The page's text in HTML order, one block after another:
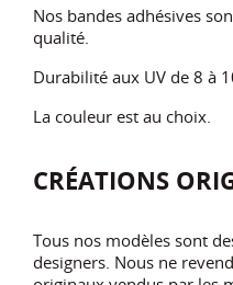
Nos bandes adhésives
qualité.
Durabilité aux UV de 8 à
La couleur est au choix.
CRÉATIONS
Tous nos modèles sont
designers. Nous ne